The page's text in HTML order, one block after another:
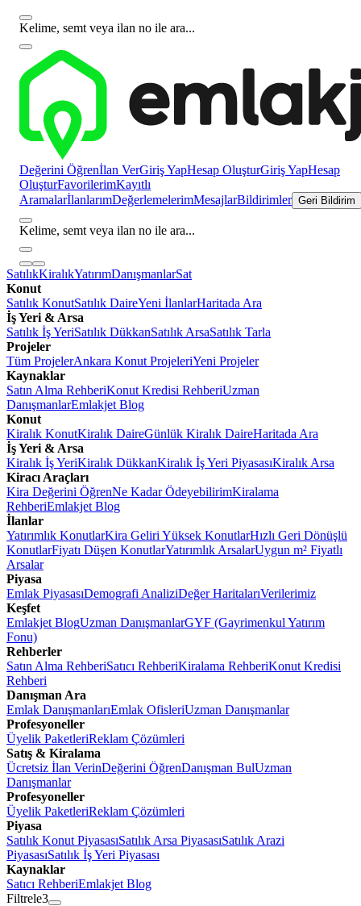
Kelime, semt veya ilan no ile ara...
Değerini Öğrenİlan VerGiriş YapHesap OluşturGiriş YapHesap
OluşturFavorilerimKayıtlı
AramalarİlanlarımDeğerlemelerimMesajlarBildirimler Geri Bildirim
Kelime, semt veya ilan no ile ara...
SatılıkKiralıkYatırımDanışmanlarSat
Konut
Satılık KonutSatılık DaireYeni İlanlarHaritada Ara
İş Yeri & Arsa
Satılık İş YeriSatılık DükkanSatılık ArsaSatılık Tarla
Projeler
Tüm ProjelerAnkara Konut ProjeleriYeni Projeler
Kaynaklar
Satın Alma RehberiKonut Kredisi RehberiUzman
DanışmanlarEmlakjet Blog
Konut
Kiralık KonutKiralık DaireGünlük Kiralık DaireHaritada Ara
İş Yeri & Arsa
Kiralık İş YeriKiralık DükkanKiralık İş Yeri PiyasasıKiralık Arsa
Kiracı Araçları
Kira Değerini ÖğrenNe Kadar ÖdeyebilirimKiralama
RehberiEmlakjet Blog
İlanlar
Yatırımlık KonutlarKira Geliri Yüksek KonutlarHızlı Geri Dönüşlü
KonutlarFiyatı Düşen KonutlarYatırımlık ArsalarUygun m² Fiyatlı
Arsalar
Piyasa
Emlak PiyasasıDemografi AnaliziDeğer HaritalarıVerilerimiz
Keşfet
Emlakjet BlogUzman DanışmanlarGYF (Gayrimenkul Yatırım
Fonu)
Rehberler
Satın Alma RehberiSatıcı RehberiKiralama RehberiKonut Kredisi
Rehberi
Danışman Ara
Emlak DanışmanlarıEmlak OfisleriUzman Danışmanlar
Profesyoneller
Üyelik PaketleriReklam Çözümleri
Satış & Kiralama
Ücretsiz İlan VerinDeğerini ÖğrenDanışman BulUzman
Danışmanlar
Profesyoneller
Üyelik PaketleriReklam Çözümleri
Piyasa
Satılık Konut PiyasasıSatılık Arsa PiyasasıSatılık Arazi
PiyasasıSatılık İş Yeri Piyasası
Kaynaklar
Satıcı RehberiEmlakjet Blog
Filtrele3